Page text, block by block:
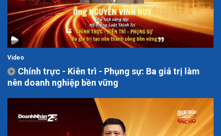
Video
Chính trực - Kiên trì - Phụng sự: Ba giá trị làm
nên doanh nghiệp bền vững